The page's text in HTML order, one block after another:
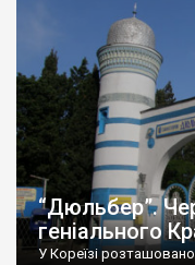
“Дюльбер”.
геніального
У Кореїзі